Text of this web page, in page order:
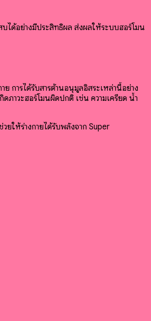
ได้อย่างมีประสิทธิผล ส่งผลให้ระบบฮอร์โมน
ย การได้รับสารต้านอนุมูลอิสระเหล่านี้อย่าง
ภาวะฮอร์โมนผิดปกติ เช่น ความเครียด น้ำ
ให้ร่างกายได้รับพลังจาก Super